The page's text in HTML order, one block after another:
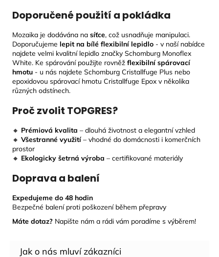
Doporučené použití a pokládka
Mozaika je dodávána na síťce, což usnadňuje manipulaci.
Doporučujeme lepit na bílé flexibilní lepidlo - v naší nabídce
najdete velmi kvalitní lepidlo značky Schomburg Monoflex
White. Ke spárování použijte rovněž flexibilní spárovací
hmotu - u nás najdete Schomburg Cristallfuge Plus nebo
epoxidovou spárovací hmotu Cristallfuge Epox v několika
různých odstínech.
Proč zvolit TOPGRES?
🔸 Prémiová kvalita – dlouhá životnost a elegantní vzhled
🔸 Všestranné využití – vhodné do domácnosti i komerčních
prostor
🔸 Ekologicky šetrná výroba – certifikované materiály
Doprava a balení
Expedujeme do 48 hodin
Bezpečné balení proti poškození během přepravy
Máte dotaz? Napište nám a rádi vám poradíme s výběrem!